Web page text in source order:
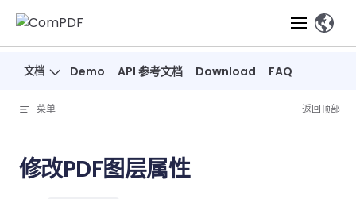
Skip to content
产品
ComPDF
SDK
ComPDF
ComPDF
必备功能 高级功能
解决方案
文档 Demo API 参考文档 Download FAQ
、
菜单 返回顶部
修改PDF图层属性